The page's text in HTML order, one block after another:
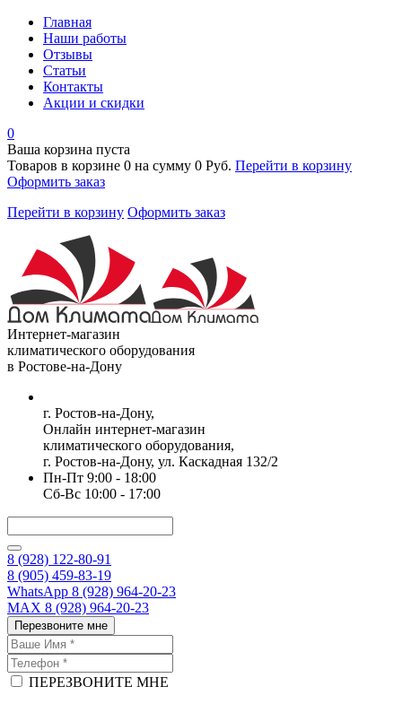
Главная
Наши работы
Отзывы
Статьи
Контакты
Акции и скидки
0
Ваша корзина пуста
Товаров в корзине 0 на сумму 0 Руб. Перейти в корзину
Оформить заказ
Перейти в корзину Оформить заказ
Интернет-магазин
климатического оборудования
в Ростове-на-Дону
г. Ростов-на-Дону,
Онлайн интернет-магазин
климатического оборудования,
г. Ростов-на-Дону, ул. Каскадная 132/2
Пн-Пт 9:00 - 18:00
Сб-Вс 10:00 - 17:00
8 (928) 122-80-91
8 (905) 459-83-19
WhatsApp 8 (928) 964-20-23
MAX 8 (928) 964-20-23
Перезвоните мне
ПЕРЕЗВОНИТЕ МНЕ